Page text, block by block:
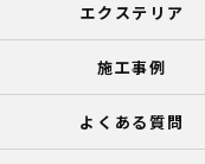
エクステリア
施工事例
よくある質問